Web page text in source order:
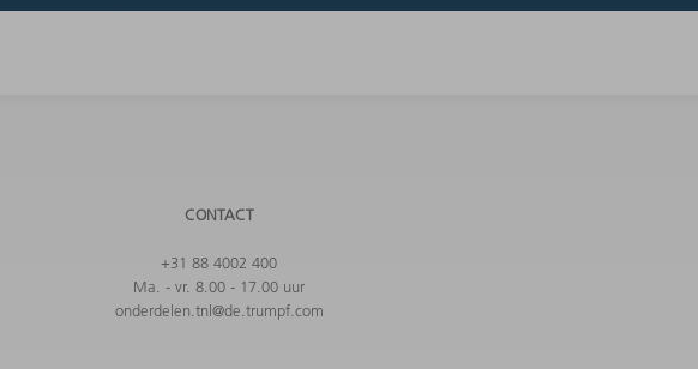
CONTACT
+31 88 4002 400
Ma. - vr. 8.00 - 17.00 uur
onderdelen.tnl@de.trumpf.com